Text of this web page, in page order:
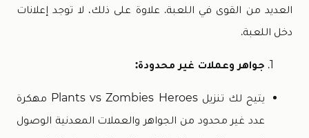
العديد من القوى في اللعبة. علاوة على ذلك، لا توجد إعلانات
دخل اللعبة.
جواهر وعملات غير محدودة:
يتيح لك تنزيل Plants vs Zombies Heroes مهكرة
عدد غير محدود من الجواهر والعملات المعدنية الوصول